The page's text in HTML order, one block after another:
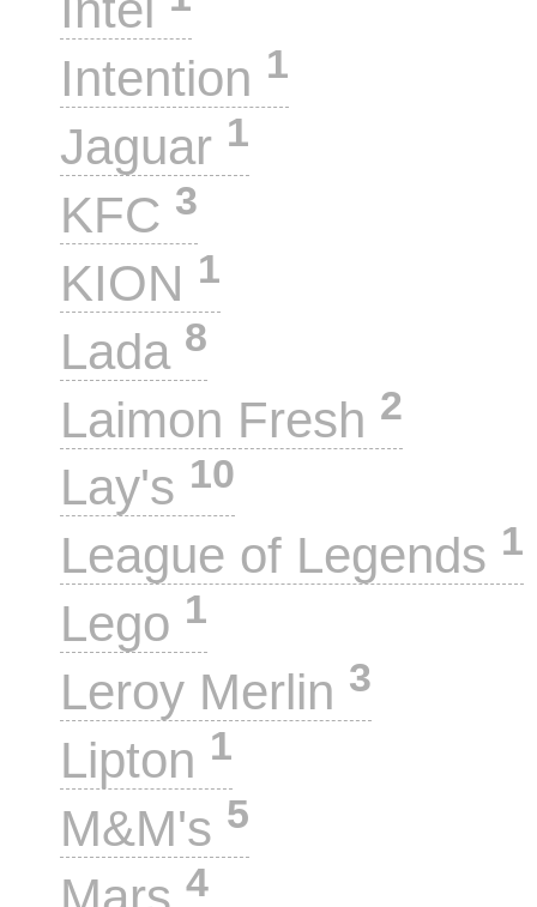
Intention 1
Jaguar 1
KFC 3
KION 1
Lada 8
Laimon Fresh 2
Lay's 10
League of Legends 1
Lego 1
Leroy Merlin 3
Lipton 1
M&M's 5
4